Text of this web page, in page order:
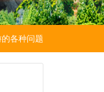
各种问题